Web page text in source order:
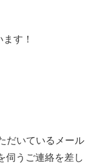
す！
だいているメール
伺うご連絡を差し